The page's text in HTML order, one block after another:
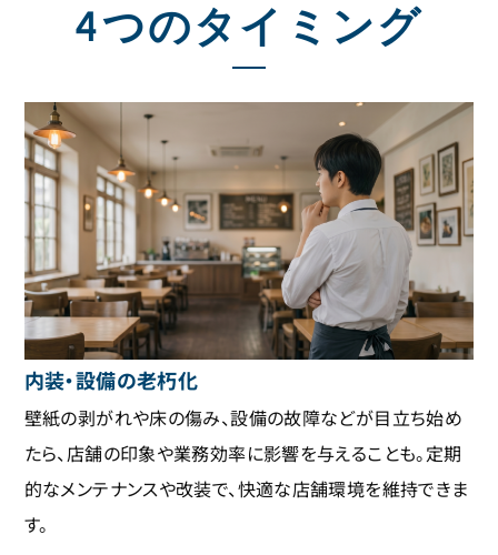
4つのタイミング
内装・設備の老朽化
壁紙の剥がれや床の傷み、設備の故障などが目立ち始め
たら、店舗の印象や業務効率に影響を与えることも。定期
的なメンテナンスや改装で、快適な店舗環境を維持できま
す。